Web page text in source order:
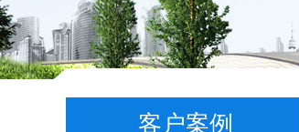
客户案例